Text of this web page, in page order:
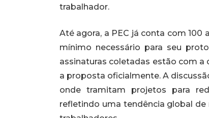
trabalhador.
Até agora, a PEC já conta com 100
mínimo necessário para seu
assinaturas coletadas estão com a
a proposta oficialmente. A
onde tramitam projetos para
refletindo uma tendência global